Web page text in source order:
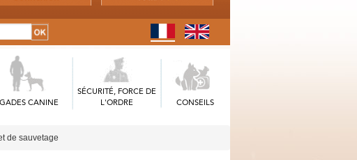
CANINE
SÉCURITÉ, FORCE DE
L'ORDRE
CONSEILS
de sauvetage